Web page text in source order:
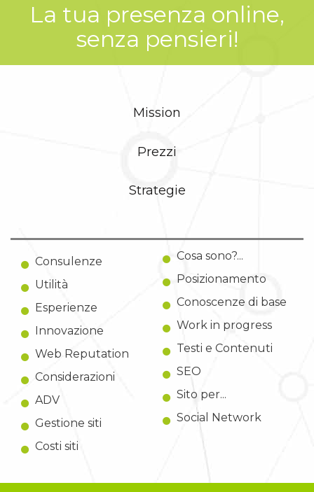
La tua presenza online,
senza pensieri!
Mission
Prezzi
Strategie
Consulenze
Utilità
Esperienze
Innovazione
Web Reputation
Considerazioni
ADV
Gestione siti
Costi siti
Cosa sono?...
Posizionamento
Conoscenze di base
Work in progress
Testi e Contenuti
SEO
Sito per...
Social Network